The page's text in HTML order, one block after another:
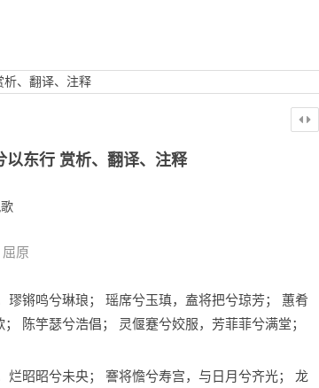
析、翻译、注释
东行 赏析、翻译、注释
屈原
锵鸣兮琳琅； 瑶席兮玉瑱，盍将把兮琼芳； 蕙肴
陈竽瑟兮浩倡； 灵偃蹇兮姣服，芳菲菲兮满堂；
昭昭兮未央； 謇将憺兮寿宫，与日月兮齐光； 龙